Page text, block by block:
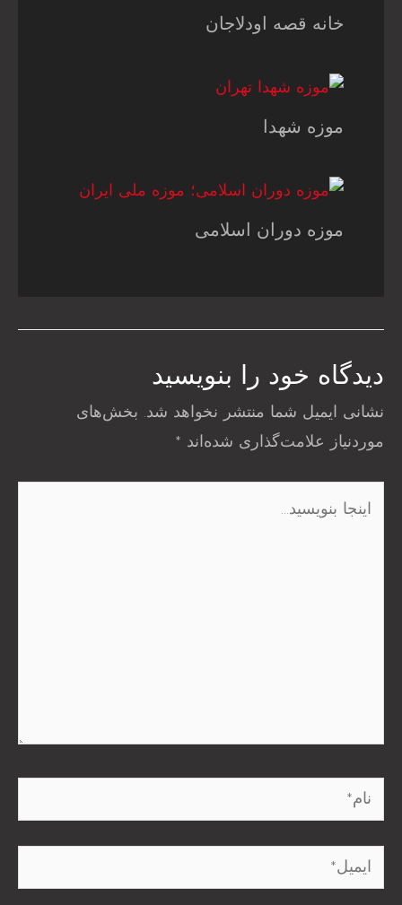
خانه قصه اودلاجان
موزه شهدا
موزه دوران اسلامی
دیدگاه‌ خود را بنویسید
نشانی ایمیل شما منتشر نخواهد شد. بخش‌های
موردنیاز علامت‌گذاری شده‌اند *
نام*
ایمیل*